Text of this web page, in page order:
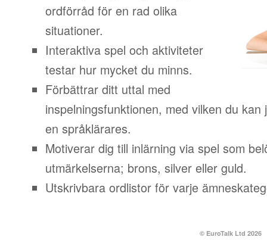
ordförråd för en rad olika
situationer.
Interaktiva spel och aktiviteter
testar hur mycket du minns.
Förbättrar ditt uttal med
inspelningsfunktionen, med vilken du
en språklärares.
Motiverar dig till inlärning via spel som
utmärkelserna; brons, silver eller guld.
Utskrivbara ordlistor för varje
© EuroTalk Ltd 2026